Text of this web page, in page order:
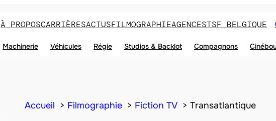
À PROPOSCARRIÈRESACTUSFILMOGRAPHIEAGENCESTSF BELGIQUE
Machinerie Véhicules Régie Studios & Backlot Compagnons
Accueil Filmographie Fiction TV Transatlantique